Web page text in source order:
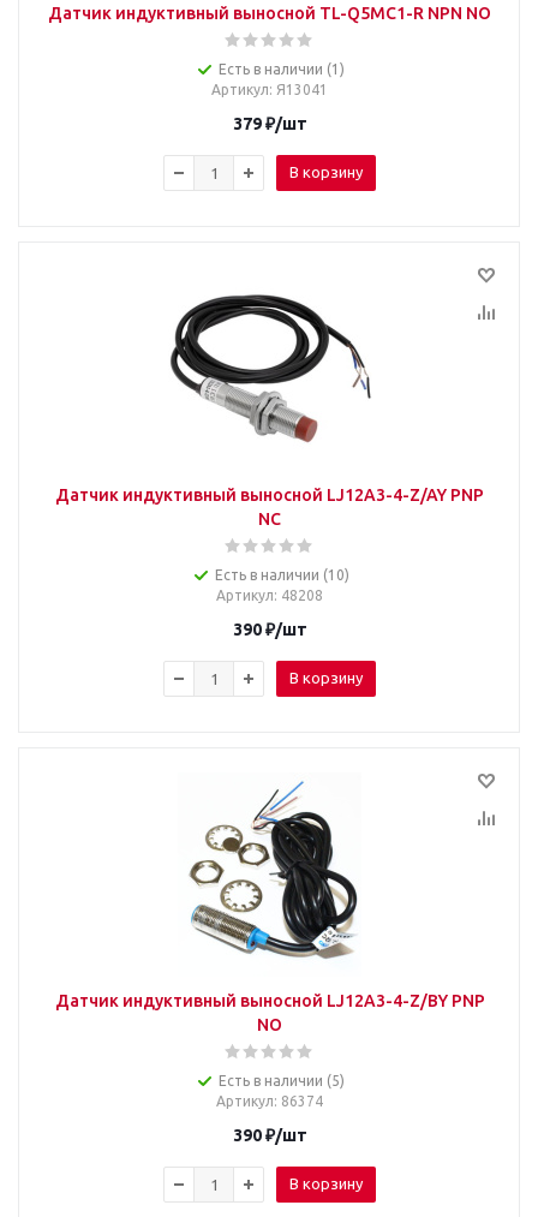
Датчик индуктивный выносной TL-Q5MC1-R NPN NO
Есть в наличии (1)
Артикул: Я13041
379₽/шт
В корзину
Датчик индуктивный выносной LJ12A3-4-Z/AY PNP
NC
Есть в наличии (10)
Артикул: 48208
390₽/шт
В корзину
Датчик индуктивный выносной LJ12A3-4-Z/BY PNP
NO
Есть в наличии (5)
Артикул: 86374
390₽/шт
В корзину